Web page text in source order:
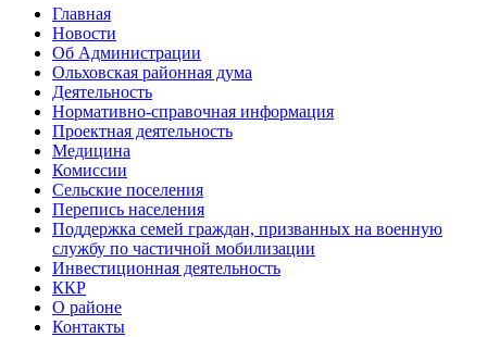
Главная
Новости
Об Администрации
Ольховская районная дума
Деятельность
Нормативно-справочная информация
Проектная деятельность
Медицина
Комиссии
Сельские поселения
Перепись населения
Поддержка семей граждан, призванных на военную
службу по частичной мобилизации
Инвестиционная деятельность
ККР
О районе
Контакты